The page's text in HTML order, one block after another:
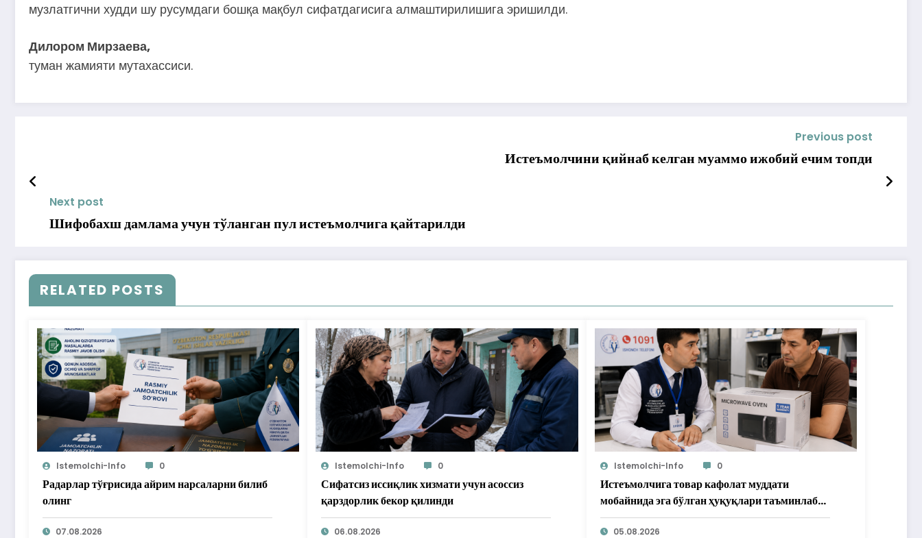
музлатгични худди шу русумдаги бошқа мақбул сифатдагисига алмаштирилишига эришилди.
Дилором Мирзаева,
туман жамияти мутахассиси.
Previous post
Истеъмолчини қийнаб келган муаммо ижобий ечим топди
Next post
Шифобахш дамлама учун тўланган пул истеъмолчига қайтарилди
RELATED POSTS
Istemolchi-Info 0
Радарлар тўғрисида айрим нарсаларни билиб
олинг
07.08.2026
Istemolchi-Info 0
Сифатсиз иссиқлик хизмати учун асоссиз
қарздорлик бекор қилинди
06.08.2026
Istemolchi-Info 0
Истеъмолчига товар кафолат муддати
мобайнида эга бўлган ҳуқуқлари таъминлаб
берилди
05.08.2026